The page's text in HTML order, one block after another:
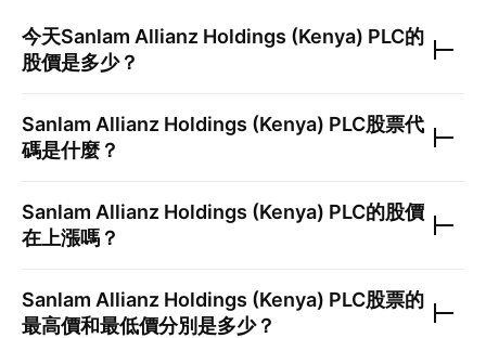
今天Sanlam Allianz Holdings (Kenya) PLC的
股價是多少？
Sanlam Allianz Holdings (Kenya) PLC股票代
碼是什麼？
Sanlam Allianz Holdings (Kenya) PLC的股價
在上漲嗎？
Sanlam Allianz Holdings (Kenya) PLC股票的
最高價和最低價分別是多少？